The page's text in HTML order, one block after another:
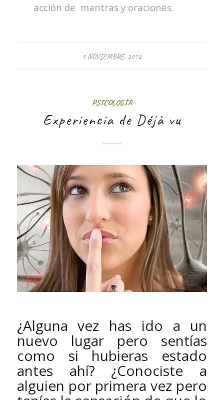
acción de mantras y oraciones.
3 NOVIEMBRE, 2012
PSICOLOGÍA
Experiencia de Déjà vu
¿Alguna vez has ido a un
nuevo lugar pero sentías
como si hubieras estado
antes ahí? ¿Conociste a
alguien por primera vez pero